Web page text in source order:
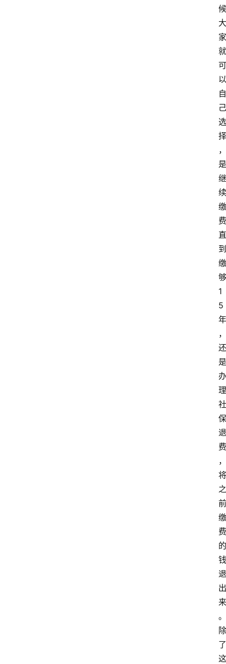
候
大
家
就
可
以
自
己
选
择
，
是
继
续
缴
费
直
到
缴
够
1
5
年
，
还
是
办
理
社
保
退
费
，
将
之
前
缴
费
的
钱
退
出
来
。
除
了
这